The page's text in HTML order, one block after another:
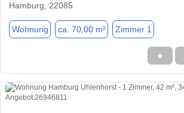
Hamburg, 22085
Wohnung ca. 70,00 m² Zimmer 1
★